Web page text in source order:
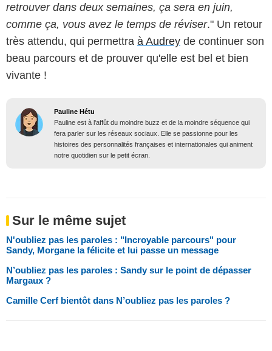
retrouver dans deux semaines, ça sera en juin,
comme ça, vous avez le temps de réviser." Un retour
très attendu, qui permettra à Audrey de continuer son
beau parcours et de prouver qu'elle est bel et bien
vivante !
Pauline Hétu
Pauline est à l'affût du moindre buzz et de la moindre séquence qui
fera parler sur les réseaux sociaux. Elle se passionne pour les
histoires des personnalités françaises et internationales qui animent
notre quotidien sur le petit écran.
Sur le même sujet
N'oubliez pas les paroles : "Incroyable parcours" pour
Sandy, Morgane la félicite et lui passe un message
N’oubliez pas les paroles : Sandy sur le point de dépasser
Margaux ?
Camille Cerf bientôt dans N’oubliez pas les paroles ?